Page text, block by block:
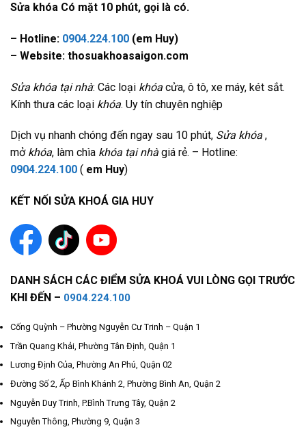
Sửa khóa Có mặt 10 phút, gọi là có.
– Hotline: 0904.224.100 (em Huy)
– Website: thosuakhoasaigon.com
Sửa khóa tại nhà: Các loại khóa cửa, ô tô, xe máy, két sắt.
Kính thưa các loại khóa. Uy tín chuyên nghiệp
Dịch vụ nhanh chóng đến ngay sau 10 phút, Sửa khóa ,
mở khóa, làm chìa khóa tại nhà giá rẻ. – Hotline:
0904.224.100 ( em Huy)
KẾT NỐI SỬA KHOÁ GIA HUY
DANH SÁCH CÁC ĐIỂM SỬA KHOÁ VUI LÒNG GỌI TRƯỚC
KHI ĐẾN – 0904.224.100
Cống Quỳnh – Phường Nguyễn Cư Trinh – Quận 1
Trần Quang Khải, Phường Tân Định, Quận 1
Lương Định Của, Phường An Phú, Quận 02
Đường Số 2, Ấp Bình Khánh 2, Phường Bình An, Quận 2
Nguyễn Duy Trinh, P.Bình Trưng Tây, Quận 2
Nguyễn Thông, Phường 9, Quận 3